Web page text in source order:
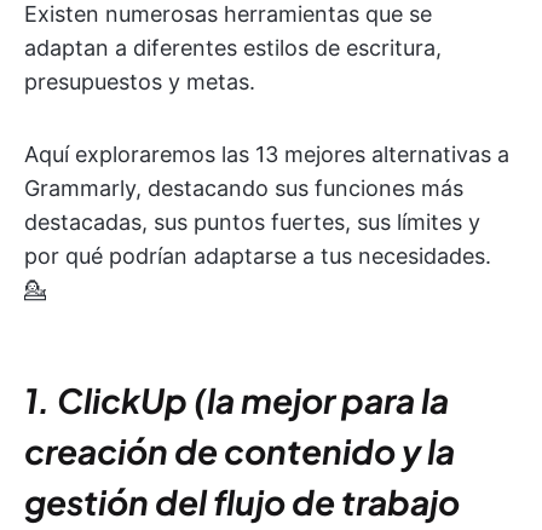
Existen numerosas herramientas que se
adaptan a diferentes estilos de escritura,
presupuestos y metas.
Aquí exploraremos las 13 mejores alternativas a
Grammarly, destacando sus funciones más
destacadas, sus puntos fuertes, sus límites y
por qué podrían adaptarse a tus necesidades.
💁
1. ClickUp (la mejor para la
creación de contenido y la
gestión del flujo de trabajo